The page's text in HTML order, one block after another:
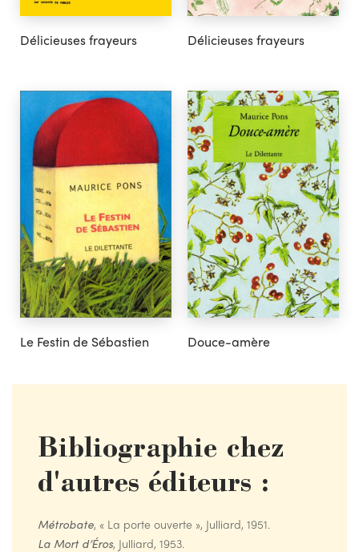
Délicieuses frayeurs Délicieuses frayeurs
Le Festin de Sébastien Douce-amère
Bibliographie chez
d'autres éditeurs :
Métrobate, « La porte ouverte », Julliard, 1951.
La Mort d’Éros, Julliard, 1953.